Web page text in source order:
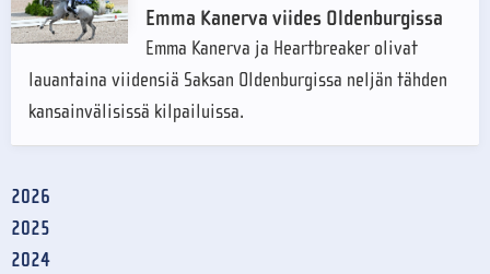
Emma Kanerva viides Oldenburgissa
Emma Kanerva ja Heartbreaker olivat
lauantaina viidensiä Saksan Oldenburgissa neljän tähden
kansainvälisissä kilpailuissa.
2026
2025
2024